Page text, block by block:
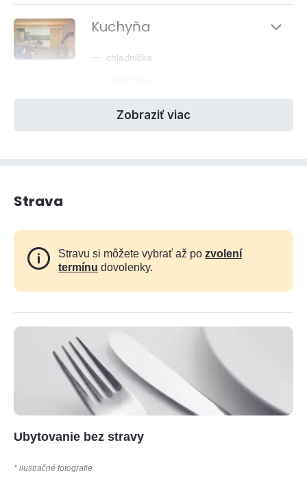
Kuchyňa
— chladnička
Zobraziť viac
Strava
Stravu si môžete vybrať až po zvolení
termínu dovolenky.
Ubytovanie bez stravy
* ilustračné fotografie